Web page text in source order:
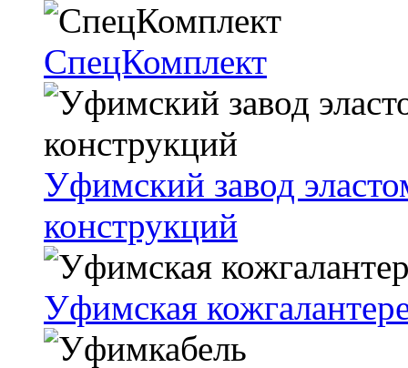
СпецКомплект
Уфимский завод
конструкций
Уфимская